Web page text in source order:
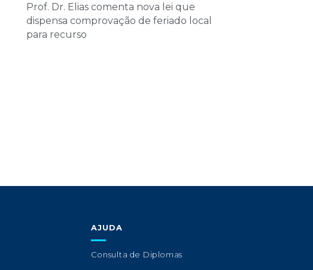
Prof. Dr. Elias comenta nova lei que
dispensa comprovação de feriado local
para recurso
AJUDA
Consulta de Diplomas